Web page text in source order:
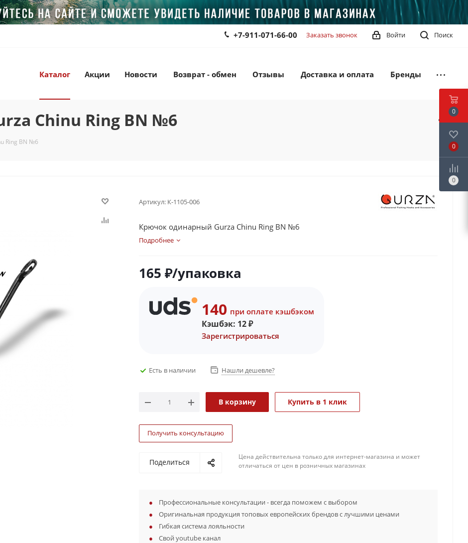
Поиск
Войти
+7-911-071-66-00 Заказать звонок
Каталог Акции Новости Возврат - обмен Отзывы Доставка и оплата Бренды
Chinu Ring BN №6
Ring BN №6
Артикул: К-1105-006
Крючок одинарный Gurza Chinu Ring BN №6
Подробнее
165 ₽/упаковка
140 при оплате кэшбэком
Кэшбэк: 12₽
Зарегистрироваться
Есть в наличии Нашли дешевле?
В корзину Купить в 1 клик
Получить консультацию
Поделиться
Цена действительна только для интернет-магазина и может
отличаться от цен в розничных магазинах
Профессиональные консультации - всегда поможем с выбором
Оригинальная продукция топовых европейских брендов с лучшими ценами
Гибкая система лояльности
Свой youtube канал
0
0
0